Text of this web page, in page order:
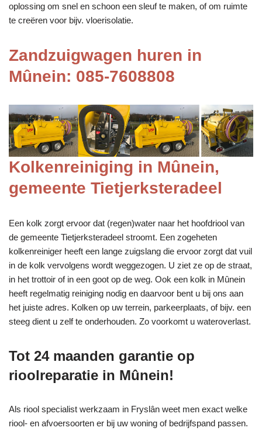
oplossing om snel en schoon een sleuf te maken, of om ruimte
te creëren voor bijv. vloerisolatie.
Zandzuigwagen huren in
Mûnein: 085-7608808
Kolkenreiniging in Mûnein,
gemeente Tietjerksteradeel
Een kolk zorgt ervoor dat (regen)water naar het hoofdriool van
de gemeente Tietjerksteradeel stroomt. Een zogeheten
kolkenreiniger heeft een lange zuigslang die ervoor zorgt dat vuil
in de kolk vervolgens wordt weggezogen. U ziet ze op de straat,
in het trottoir of in een goot op de weg. Ook een kolk in Mûnein
heeft regelmatig reiniging nodig en daarvoor bent u bij ons aan
het juiste adres. Kolken op uw terrein, parkeerplaats, of bijv. een
steeg dient u zelf te onderhouden. Zo voorkomt u wateroverlast.
Tot 24 maanden garantie op
rioolreparatie in Mûnein!
Als riool specialist werkzaam in Fryslân weet men exact welke
riool- en afvoersoorten er bij uw woning of bedrijfspand passen.